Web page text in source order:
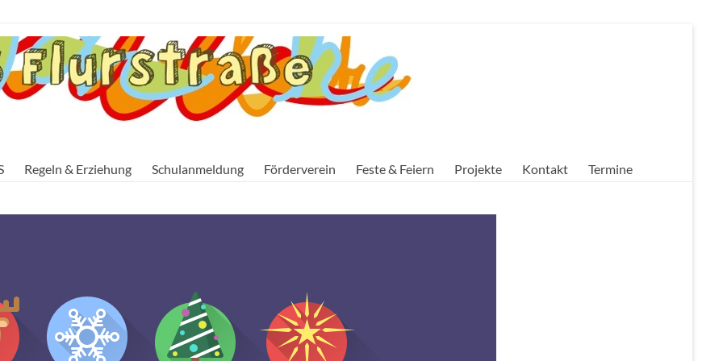
Regeln & Erziehung Schulanmeldung Förderverein Feste & Feiern Projekte Kontakt Termine